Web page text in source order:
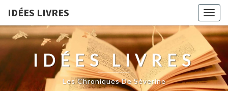
IDÉES LIVRES
IDÉES LIVRES
Les Chroniques De Séverine